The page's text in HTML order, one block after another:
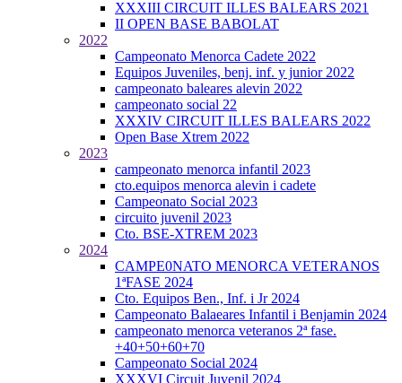
XXXIII CIRCUIT ILLES BALEARS 2021
II OPEN BASE BABOLAT
2022
Campeonato Menorca Cadete 2022
Equipos Juveniles, benj. inf. y junior 2022
campeonato baleares alevin 2022
campeonato social 22
XXXIV CIRCUIT ILLES BALEARS 2022
Open Base Xtrem 2022
2023
campeonato menorca infantil 2023
cto.equipos menorca alevin i cadete
Campeonato Social 2023
circuito juvenil 2023
Cto. BSE-XTREM 2023
2024
CAMPE0NATO MENORCA VETERANOS
1ªFASE 2024
Cto. Equipos Ben., Inf. i Jr 2024
Campeonato Balaeares Infantil i Benjamin 2024
campeonato menorca veteranos 2ª fase.
+40+50+60+70
Campeonato Social 2024
XXXVI Circuit Juvenil 2024